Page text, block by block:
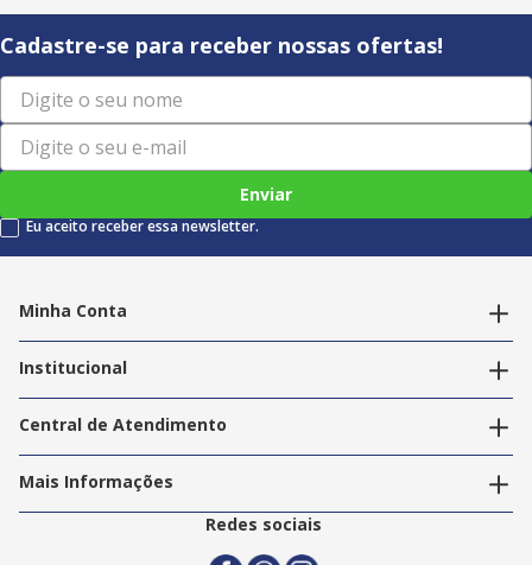
Cadastre-se para receber nossas ofertas!
Enviar
Eu aceito receber essa newsletter.
Minha Conta
Editar endereços
Institucional
Nossas Lojas
Trabalhe Conosco
Central de Atendimento
Política de Privacidade
Termos e Condições
Politica de Entrega
Mais Informações
2ª Via Nota Fiscal
Redes sociais